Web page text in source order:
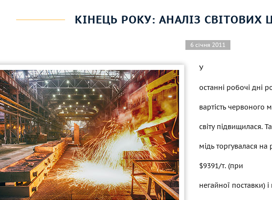
КІНЕЦЬ РОКУ: АНАЛІЗ СВІТОВИХ
6 січня 2011
У
останні робочі дні
вартість червоного
світу підвищилася.
мідь торгувалася на
$9391/т. (при
негайної поставки)